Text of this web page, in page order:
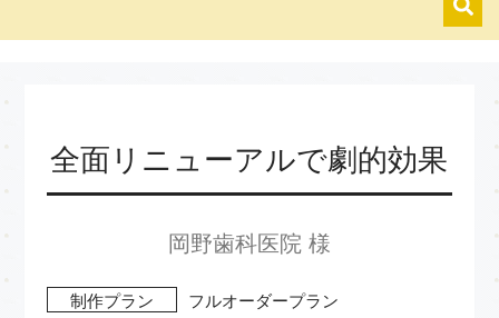
全面リニューアルで劇的効果
岡野歯科医院 様
制作プラン フルオーダープラン